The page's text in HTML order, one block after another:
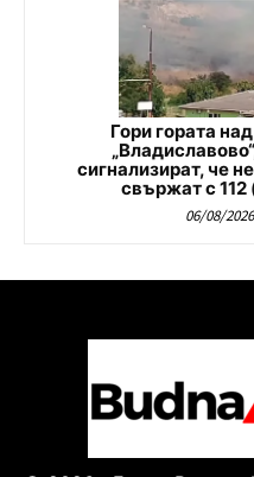
Гори гората
сигнализират, че
свържат с 112
06/08/2026